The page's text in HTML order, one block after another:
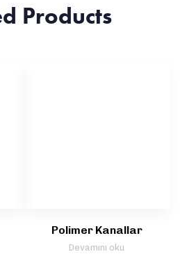
Products
Polimer Kanallar
Devamını oku